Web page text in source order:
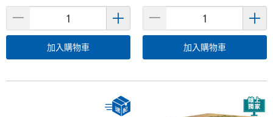
加入購物車 加入購物車